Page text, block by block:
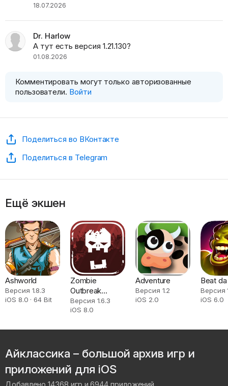
18.07.2026
Dr. Harlow
А тут есть версия 1.21.130?
01.08.2026
Комментировать могут только авторизованные
пользователи. Войти
Поделиться во ВКонтакте
Поделиться в Telegram
Ещё экшен
Ashworld
Версия 1.8.3
iOS 8.0 · 64 Bit
Zombie
Outbreak
Simulator
Версия 1.6.3
iOS 8.0
Adventure
Версия 1.2
iOS 2.0
Beat
Версия
iOS 6.0
Айклассика – большой архив игр и
приложений для iOS